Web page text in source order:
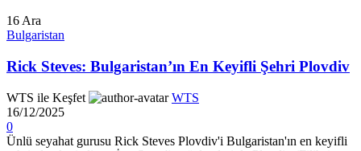
16 Ara
Bulgaristan
Rick Steves: Bulgaristan’ın En Keyifli Şehri Plovdiv
WTS ile Keşfet
WTS
16/12/2025
0
Ünlü seyahat gurusu Rick Steves Plovdiv'i Bulgaristan'ın en keyifli